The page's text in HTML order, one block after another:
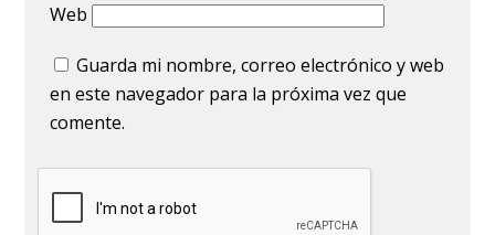
Web
Guarda mi nombre, correo electrónico y web
en este navegador para la próxima vez que
comente.